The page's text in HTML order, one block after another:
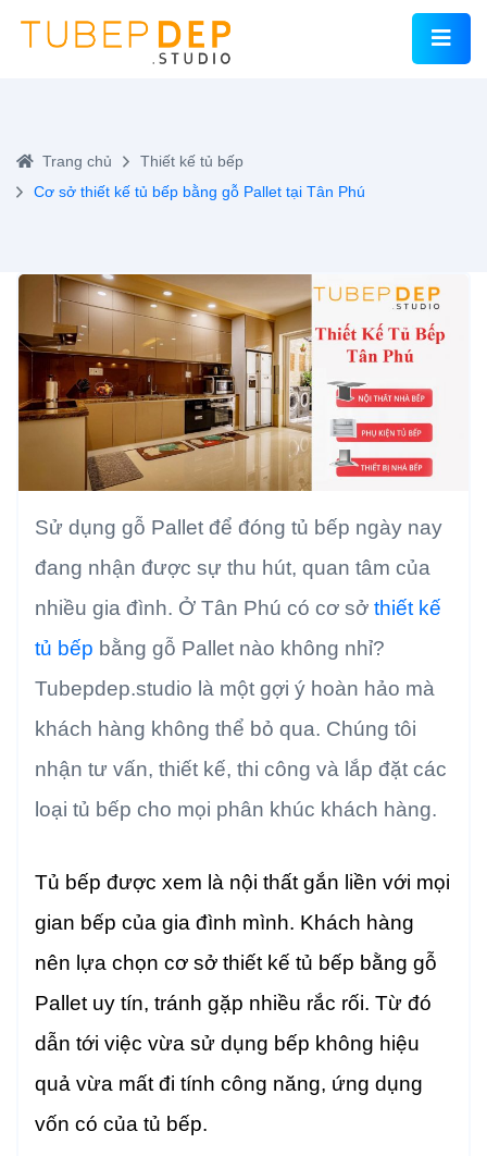
Trang chủ
Thiết kế tủ bếp
Cơ sở thiết kế tủ bếp bằng gỗ Pallet tại Tân Phú
Sử dụng gỗ Pallet để đóng tủ bếp ngày nay
đang nhận được sự thu hút, quan tâm của
nhiều gia đình. Ở Tân Phú có cơ sở thiết kế
tủ bếp bằng gỗ Pallet nào không nhỉ?
Tubepdep.studio là một gợi ý hoàn hảo mà
khách hàng không thể bỏ qua. Chúng tôi
nhận tư vấn, thiết kế, thi công và lắp đặt các
loại tủ bếp cho mọi phân khúc khách hàng.
Tủ bếp được xem là nội thất gắn liền với mọi
gian bếp của gia đình mình. Khách hàng
nên lựa chọn cơ sở thiết kế tủ bếp bằng gỗ
Pallet uy tín, tránh gặp nhiều rắc rối. Từ đó
dẫn tới việc vừa sử dụng bếp không hiệu
quả vừa mất đi tính công năng, ứng dụng
vốn có của tủ bếp.